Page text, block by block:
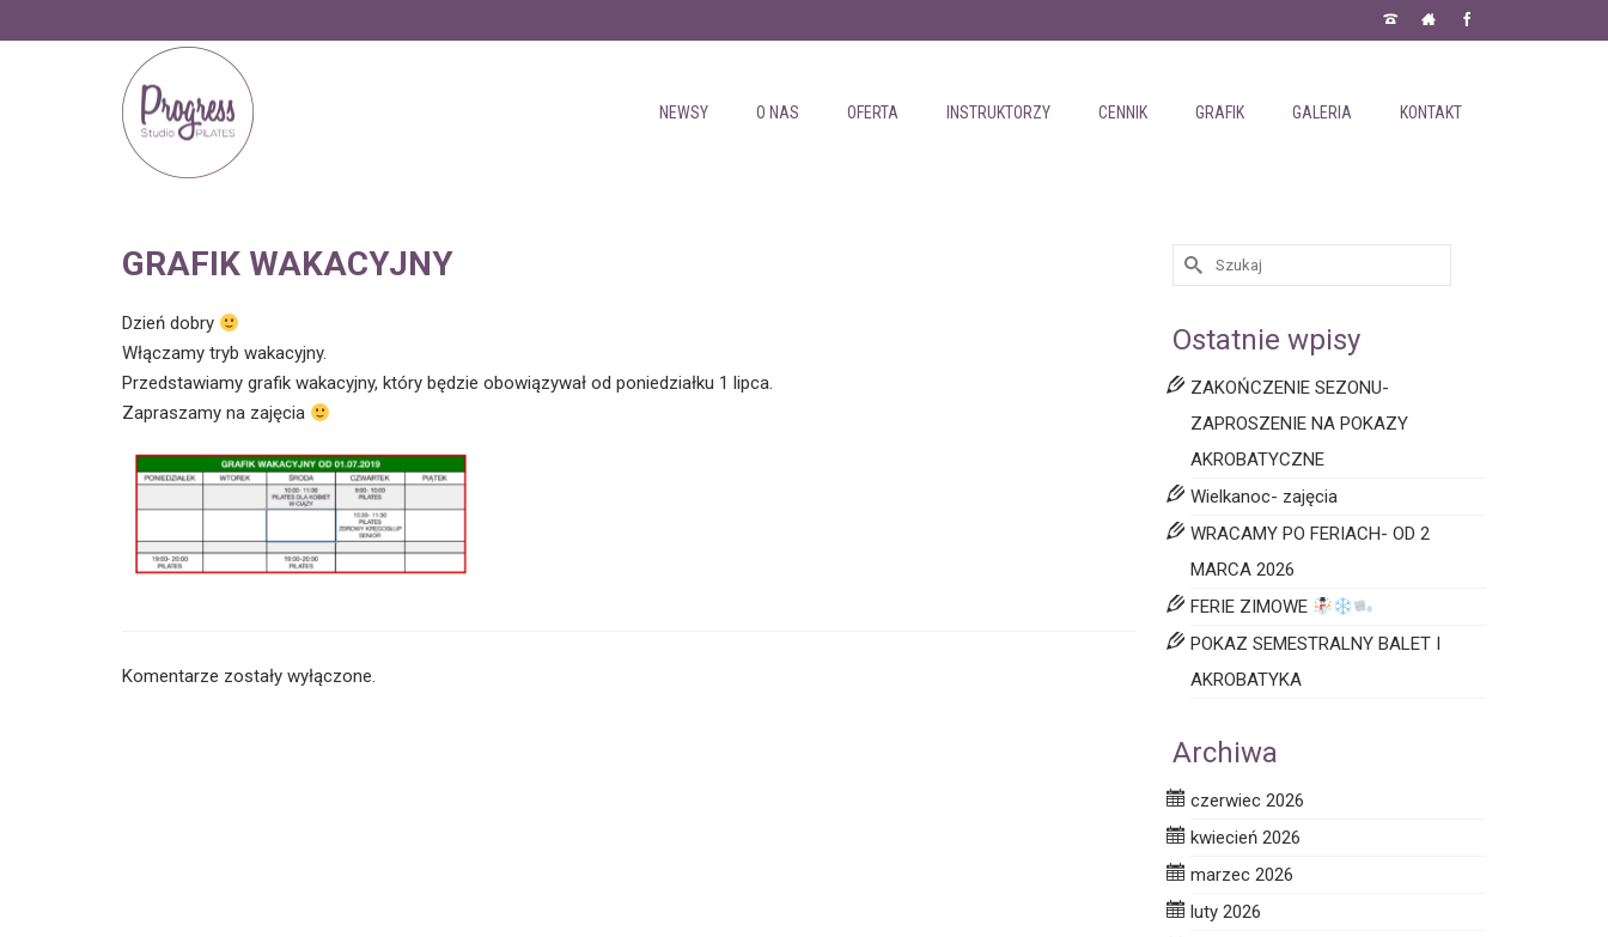
NEWSY O NAS OFERTA INSTRUKTORZY CENNIK GRAFIK GALERIA KONTAKT
GRAFIK WAKACYJNY
Dzień dobry
Włączamy tryb wakacyjny.
Przedstawiamy grafik wakacyjny, który będzie obowiązywał od poniedziałku 1 lipca.
Zapraszamy na zajęcia
Komentarze zostały wyłączone.
Ostatnie wpisy
ZAKOŃCZENIE SEZONU-
ZAPROSZENIE NA POKAZY
AKROBATYCZNE
Wielkanoc- zajęcia
WRACAMY PO FERIACH- OD 2
MARCA 2026
FERIE ZIMOWE
POKAZ SEMESTRALNY BALET I
AKROBATYKA
Archiwa
czerwiec 2026
kwiecień 2026
marzec 2026
luty 2026